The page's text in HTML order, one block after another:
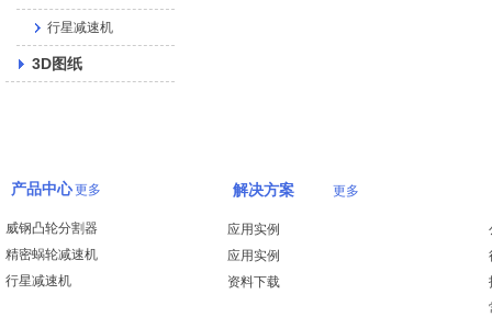
行星减速机
3D图纸
产品中心更多
威钢凸轮分割器
精密蜗轮减速机
行星减速机
解决方案 更多
应用实例
应用实例
资料下载